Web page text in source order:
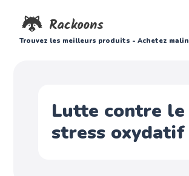
Trouvez les meilleurs produits - Achetez malin
Lutte contre le
stress oxydatif